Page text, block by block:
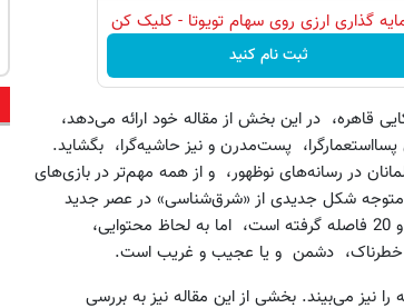
گذاری ارزی روی سهام تویوتا - کلیک کن
ثبت نام کنید
قاهره، در این بخش از مقاله‌ خود ارائه می‌دهد،
پسا‌استعمارگرا، پست‌مدرن و نیز حاشیه‌گرا، بگشاید.
در رسانه‌های نوظهور، و از همه مهم‌تر در بازی‌های
شکل جدیدی از «شرق‌شناسی» در عصر جدید
کند، که اگرچه به لحاظ ظاهری از شکل کلاسیک آن در قرون 19 و 20 فاصله گرفته است، اما به لحاظ محتوایی،
خطرناک، دشمن و یا عجیب و غریب است.
نیز می‌بیند. بخشی از این مقاله نیز به بررسی